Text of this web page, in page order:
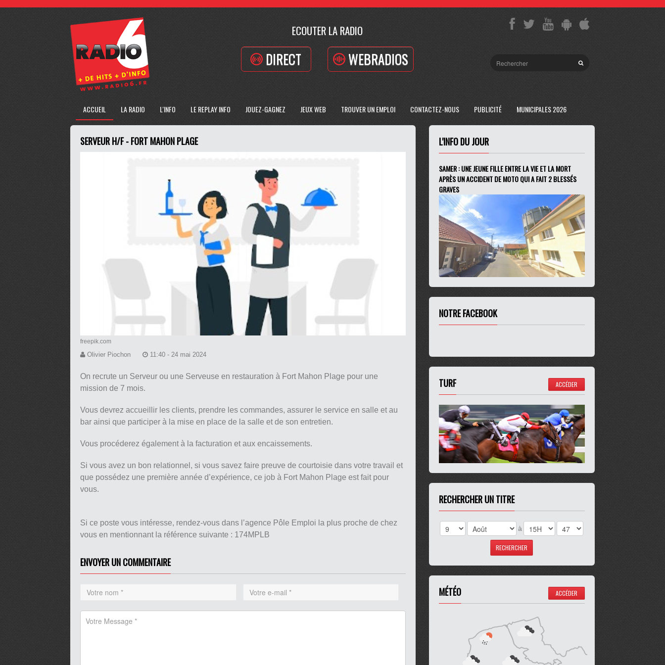
ECOUTER LA RADIO
DIRECT WEBRADIOS
ACCUEIL LA RADIO L'INFO LE REPLAY INFO JOUEZ-GAGNEZ JEUX WEB TROUVER UN EMPLOI CONTACTEZ-NOUS PUBLICITÉ MUNICIPALES 2026
SERVEUR H/F - FORT MAHON PLAGE
freepik.com
Olivier Piochon 11:40 - 24 mai 2024
On recrute un Serveur ou une Serveuse en restauration à Fort Mahon Plage pour une
mission de 7 mois.
Vous devrez accueillir les clients, prendre les commandes, assurer le service en salle et au
bar ainsi que participer à la mise en place de la salle et de son entretien.
Vous procéderez également à la facturation et aux encaissements.
Si vous avez un bon relationnel, si vous savez faire preuve de courtoisie dans votre travail et
que possédez une première année d’expérience, ce job à Fort Mahon Plage est fait pour
vous.
Si ce poste vous intéresse, rendez-vous dans l’agence Pôle Emploi la plus proche de chez
vous en mentionnant la référence suivante : 174MPLB
ENVOYER UN COMMENTAIRE
L'INFO DU JOUR
SAMER : UNE JEUNE FILLE ENTRE LA VIE ET LA MORT
APRÈS UN ACCIDENT DE MOTO QUI A FAIT 2 BLESSÉS
GRAVES
NOTRE FACEBOOK
TURF ACCÉDER
RECHERCHER UN TITRE
à
MÉTÉO ACCÉDER